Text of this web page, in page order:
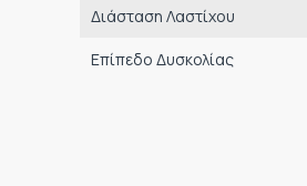
Διάσταση Λαστίχου
Επίπεδο Δυσκολίας